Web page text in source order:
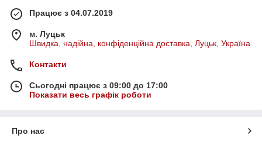
Працює з 04.07.2019
м. Луцьк
Швидка, надійна, конфіденційна доставка, Луцьк, Україна
Контакти
Сьогодні працює з 09:00 до 17:00
Показати весь графік роботи
Про нас